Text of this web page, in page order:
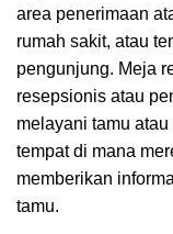
area penerimaan
rumah sakit, atau
pengunjung. Meja
resepsionis atau
melayani tamu
tempat di mana
memberikan
tamu.